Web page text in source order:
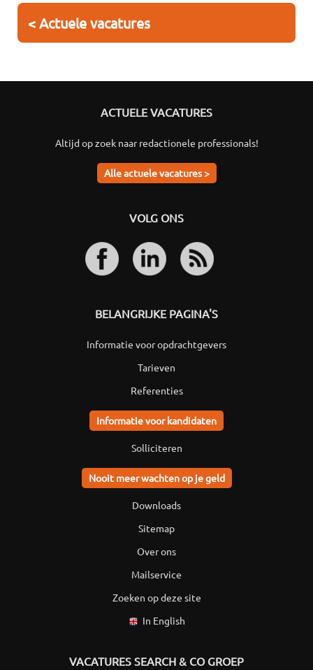
< Actuele vacatures
ACTUELE VACATURES
Altijd op zoek naar redactionele professionals!
Alle actuele vacatures >
VOLG ONS
BELANGRIJKE PAGINA'S
Informatie voor opdrachtgevers
Tarieven
Referenties
Informatie voor kandidaten
Solliciteren
Nooit meer wachten op je geld
Downloads
Sitemap
Over ons
Mailservice
Zoeken op deze site
In English
VACATURES SEARCH & CO GROEP